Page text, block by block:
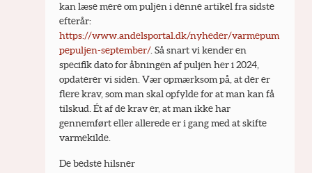
kan læse mere om puljen i denne artikel fra sidste
efterår:
https://www.andelsportal.dk/nyheder/varmepum
pepuljen-september/. Så snart vi kender en
specifik dato for åbningen af puljen her i 2024,
opdaterer vi siden. Vær opmærksom på, at der er
flere krav, som man skal opfylde for at man kan få
tilskud. Ét af de krav er, at man ikke har
gennemført eller allerede er i gang med at skifte
varmekilde.
De bedste hilsner